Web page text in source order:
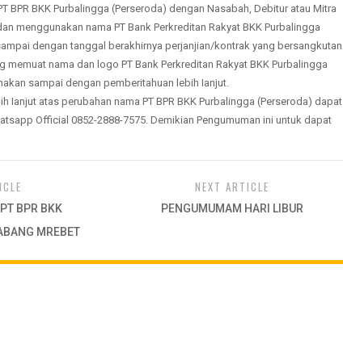
BPR BKK Purbalingga (Perseroda) dengan Nasabah, Debitur atau Mitra
menggunakan nama PT Bank Perkreditan Rakyat BKK Purbalingga
dengan tanggal berakhirnya perjanjian/kontrak yang bersangkutan.
memuat nama dan logo PT Bank Perkreditan Rakyat BKK Purbalingga
sampai dengan pemberitahuan lebih Ianjut.
Ianjut atas perubahan nama PT BPR BKK Purbalingga (Perseroda) dapat
Official 0852-2888-7575. Demikian Pengumuman ini untuk dapat
BPR BKK
MREBET
NEXT ARTICLE
PENGUMUMAM HARI LIBUR